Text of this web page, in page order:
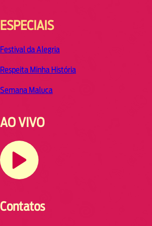
ESPECIAIS
Festival da Alegria
Respeita Minha História
Semana Maluca
AO VIVO
Contatos